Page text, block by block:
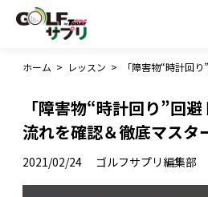
ホーム > レッスン >
「障害物“時計回り”回
流れを確認＆徹底マスタ
2021/02/24 ゴルフサプリ編集部